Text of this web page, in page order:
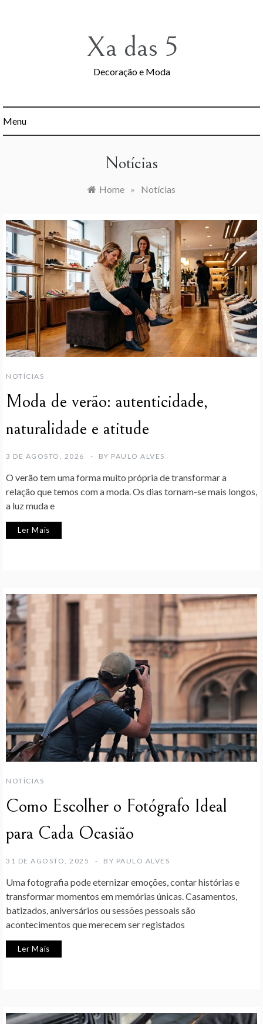
Xa das 5
Decoração e Moda
Menu
Notícias
Home » Notícias
NOTÍCIAS
Moda de verão: autenticidade,
naturalidade e atitude
3 DE AGOSTO, 2026 BY PAULO ALVES
O verão tem uma forma muito própria de transformar a
relação que temos com a moda. Os dias tornam-se mais longos,
a luz muda e
Ler Mais
NOTÍCIAS
Como Escolher o Fotógrafo Ideal
para Cada Ocasião
31 DE AGOSTO, 2025 BY PAULO ALVES
Uma fotografia pode eternizar emoções, contar histórias e
transformar momentos em memórias únicas. Casamentos,
batizados, aniversários ou sessões pessoais são
acontecimentos que merecem ser registados
Ler Mais